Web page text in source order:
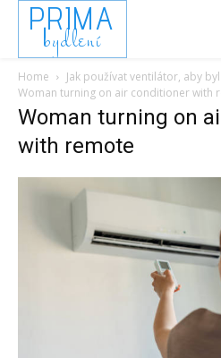
PRIMA
bydlení
Home
Jak používat ventilátor, aby
Woman turning on air conditioner with
Woman turning on
with remote